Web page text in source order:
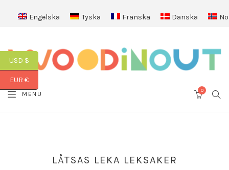
Engelska Tyska Franska Danska
MENU 0
LÅTSAS LEKA LEKSAKER
USD $
EUR €